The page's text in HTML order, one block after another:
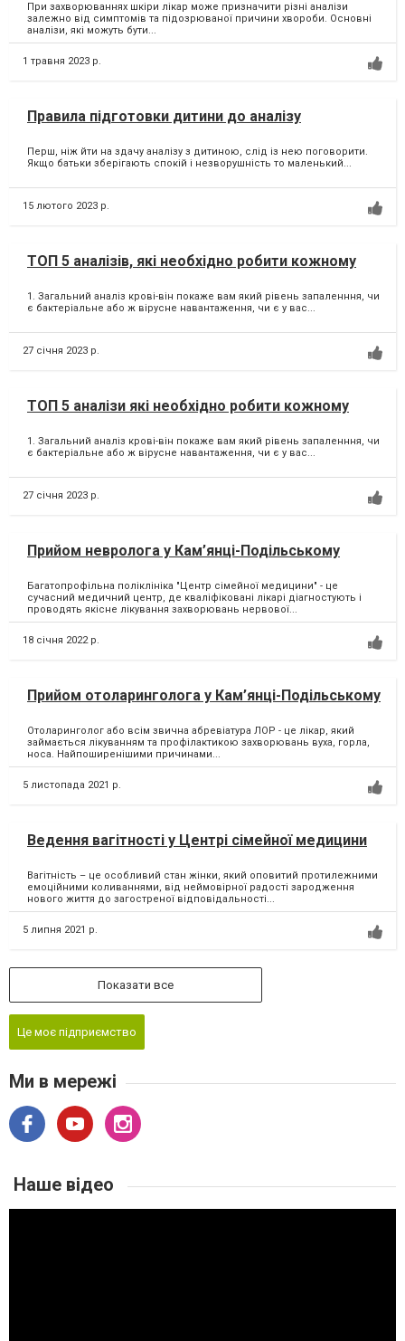
При захворюваннях шкіри лікар може призначити різні аналізи
залежно від симптомів та підозрюваної причини хвороби. Основні
аналізи, які можуть бути...
1 травня 2023 р.
Правила підготовки дитини до аналізу
Перш, ніж йти на здачу аналізу з дитиною, слід із нею поговорити.
Якщо батьки зберігають спокій і незворушність то маленький...
15 лютого 2023 р.
ТОП 5 аналізів, які необхідно робити кожному
1. Загальний аналіз крові-він покаже вам який рівень запаленння, чи
є бактеріальне або ж вірусне навантаження, чи є у вас...
27 січня 2023 р.
ТОП 5 аналізи які необхідно робити кожному
1. Загальний аналіз крові-він покаже вам який рівень запаленння, чи
є бактеріальне або ж вірусне навантаження, чи є у вас...
27 січня 2023 р.
Прийом невролога у Кам’янці-Подільському
Багатопрофільна поліклініка "Центр сімейної медицини" - це
сучасний медичний центр, де кваліфіковані лікарі діагностують і
проводять якісне лікування захворювань нервової...
18 січня 2022 р.
Прийом отоларинголога у Кам’янці-Подільському
Отоларинголог або всім звична абревіатура ЛОР - це лікар, який
займається лікуванням та профілактикою захворювань вуха, горла,
носа. Найпоширенішими причинами...
5 листопада 2021 р.
Ведення вагітності у Центрі сімейної медицини
Вагітність – це особливий стан жінки, який оповитий протилежними
емоційними коливаннями, від неймовірної радості зародження
нового життя до загостреної відповідальності...
5 липня 2021 р.
Показати все
Це моє підприємство
Ми в мережі
Наше відео